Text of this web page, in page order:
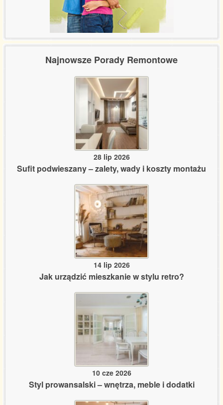
Najnowsze Porady Remontowe
28 lip 2026
Sufit podwieszany – zalety, wady i koszty montażu
14 lip 2026
Jak urządzić mieszkanie w stylu retro?
10 cze 2026
Styl prowansalski – wnętrza, meble i dodatki